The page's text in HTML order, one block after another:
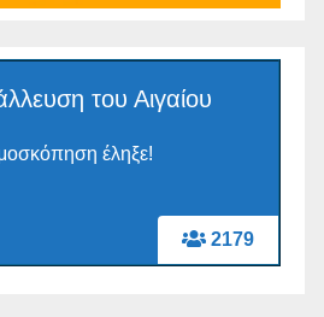
2179
του Αιγαίου
έληξε!